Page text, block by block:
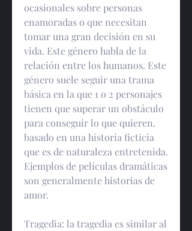
ocasionales sobre personas
enamoradas o que necesitan
tomar una gran decisión en su
vida. Este género habla de la
relación entre los humanos. Este
género suele seguir una trama
básica en la que 1 o 2 personajes
tienen que superar un obstáculo
para conseguir lo que quieren.
basado en una historia ficticia
que es de naturaleza entretenida.
Ejemplos de películas dramáticas
son generalmente historias de
amor.
Tragedia: la tragedia es similar al